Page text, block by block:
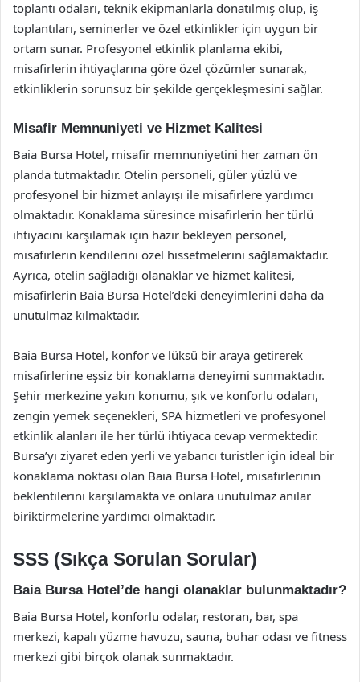
toplantı odaları, teknik ekipmanlarla donatılmış olup, iş
toplantıları, seminerler ve özel etkinlikler için uygun bir
ortam sunar. Profesyonel etkinlik planlama ekibi,
misafirlerin ihtiyaçlarına göre özel çözümler sunarak,
etkinliklerin sorunsuz bir şekilde gerçekleşmesini sağlar.
Misafir Memnuniyeti ve Hizmet Kalitesi
Baia Bursa Hotel, misafir memnuniyetini her zaman ön
planda tutmaktadır. Otelin personeli, güler yüzlü ve
profesyonel bir hizmet anlayışı ile misafirlere yardımcı
olmaktadır. Konaklama süresince misafirlerin her türlü
ihtiyacını karşılamak için hazır bekleyen personel,
misafirlerin kendilerini özel hissetmelerini sağlamaktadır.
Ayrıca, otelin sağladığı olanaklar ve hizmet kalitesi,
misafirlerin Baia Bursa Hotel’deki deneyimlerini daha da
unutulmaz kılmaktadır.
Baia Bursa Hotel, konfor ve lüksü bir araya getirerek
misafirlerine eşsiz bir konaklama deneyimi sunmaktadır.
Şehir merkezine yakın konumu, şık ve konforlu odaları,
zengin yemek seçenekleri, SPA hizmetleri ve profesyonel
etkinlik alanları ile her türlü ihtiyaca cevap vermektedir.
Bursa’yı ziyaret eden yerli ve yabancı turistler için ideal bir
konaklama noktası olan Baia Bursa Hotel, misafirlerinin
beklentilerini karşılamakta ve onlara unutulmaz anılar
biriktirmelerine yardımcı olmaktadır.
SSS (Sıkça Sorulan Sorular)
Baia Bursa Hotel’de hangi olanaklar bulunmaktadır?
Baia Bursa Hotel, konforlu odalar, restoran, bar, spa
merkezi, kapalı yüzme havuzu, sauna, buhar odası ve fitness
merkezi gibi birçok olanak sunmaktadır.